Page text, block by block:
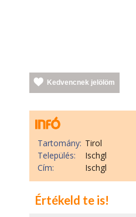
Kedvencnek jelölöm
Tartomány: Tirol
Település:
Ischgl
Cím:
Ischgl
Értékeld te is!